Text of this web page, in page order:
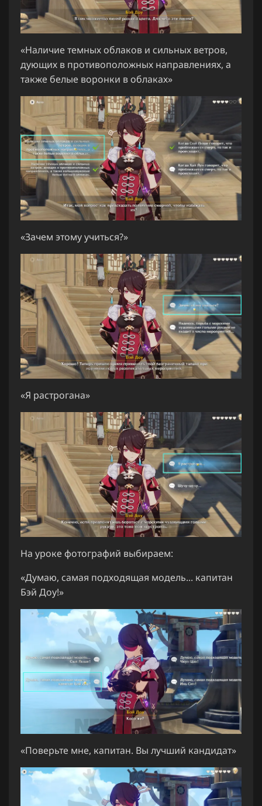
«Наличие темных облаков и сильных ветров,
дующих в противоположных направлениях, а
также белые воронки в облаках»
«Зачем этому учиться?»
«Я растрогана»
На уроке фотографий выбираем:
«Думаю, самая подходящая модель... капитан
Бэй Доу!»
«Поверьте мне, капитан. Вы лучший кандидат»